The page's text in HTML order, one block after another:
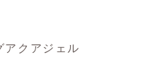
アクアジェル